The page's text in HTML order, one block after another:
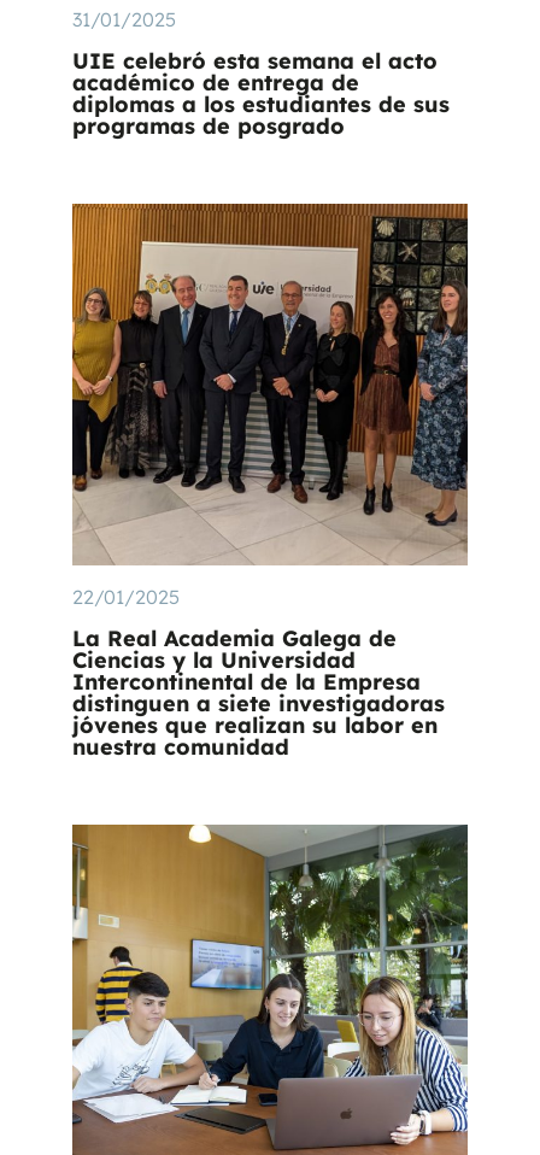
31/01/2025
UIE celebró esta semana el acto
académico de entrega de
diplomas a los estudiantes de sus
programas de posgrado
22/01/2025
La Real Academia Galega de
Ciencias y la Universidad
Intercontinental de la Empresa
distinguen a siete investigadoras
jóvenes que realizan su labor en
nuestra comunidad